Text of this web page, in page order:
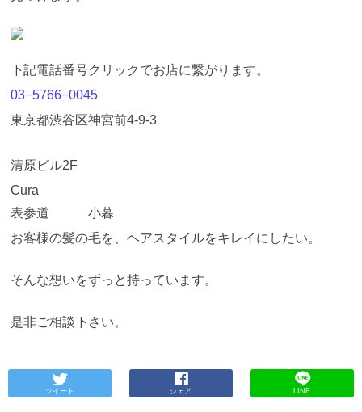
下記電話番号クリックでお店に繋がります。
03−5766−0045
東京都渋谷区神宮前4-9-3
清原ビル2F
Cura
表参道 小暮
お客様の髪の毛を、ヘアスタイルをキレイにしたい。
そんな想いをずっと持っています。
是非ご相談下さい。
ツイート シェア LINE